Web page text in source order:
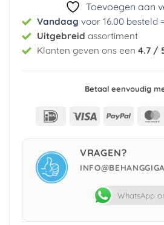
Toevoegen aan
Vandaag voor 16.00 besteld =
Uitgebreid assortiment
Klanten geven ons een 4.7 /
Betaal eenvoudig
IDeal Visa PayPal
VRAGEN?
WhatsApp